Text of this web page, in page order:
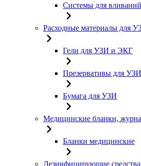
Системы для вливаний
Расходные материалы для
Гели для УЗИ и ЭКГ
Презервативы для УЗИ
Бумага для УЗИ
Медицинские бланки,
Бланки медицинские
Дезинфицирующие